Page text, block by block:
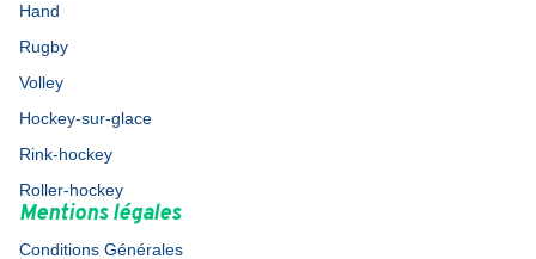
Hand
Rugby
Volley
Hockey-sur-glace
Rink-hockey
Roller-hockey
Mentions légales
Conditions Générales